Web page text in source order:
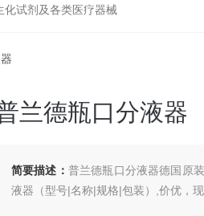
生化试剂及各类医疗器械
兰德瓶口分液器
简要描述： 普兰德瓶口分液器德国原装
液器（型号|名称|规格|包装）,价优，现